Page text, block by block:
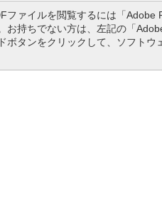
ファイルを閲覧するには「
お持ちでない方は、左記の「
ボタンをクリックして、ソフトウ